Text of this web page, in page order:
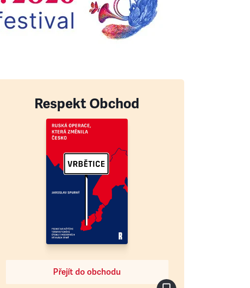
Respekt Obchod
Přejít do obchodu